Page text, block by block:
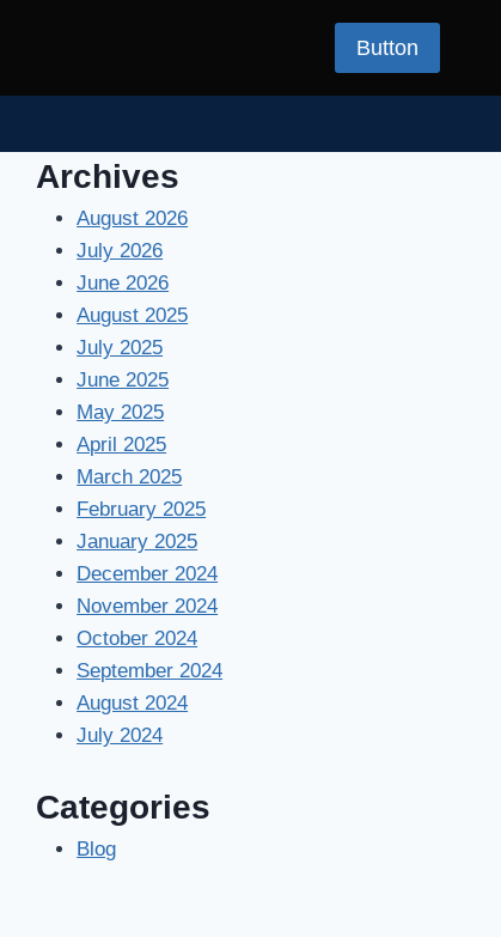
Button
Archives
August 2026
July 2026
June 2026
August 2025
July 2025
June 2025
May 2025
April 2025
March 2025
February 2025
January 2025
December 2024
November 2024
October 2024
September 2024
August 2024
July 2024
Categories
Blog